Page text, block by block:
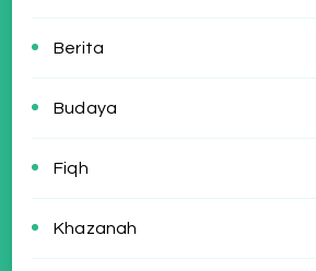
Berita
Budaya
Fiqh
Khazanah